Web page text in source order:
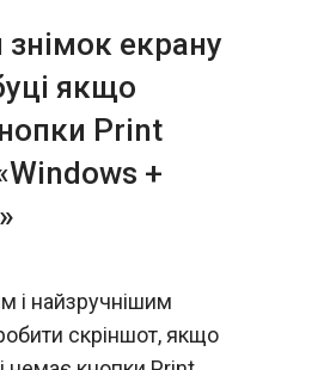
екрану
якщо
Print
+
і найзручнішим
скріншот, якщо